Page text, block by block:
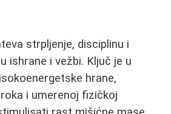
strpljenje, disciplinu i
ishrane i vežbi. Ključ je u
hrane,
i umerenoj fizičkoj